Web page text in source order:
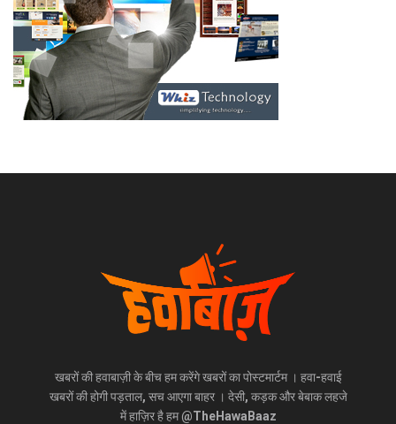
खबरों की हवाबाज़ी के बीच हम करेंगे खबरों का पोस्टमार्टम । हवा-हवाई
खबरों की होगी पड़ताल, सच आएगा बाहर । देसी, कड़क और बेबाक लहजे
में हाज़िर है हम @TheHawaBaaz